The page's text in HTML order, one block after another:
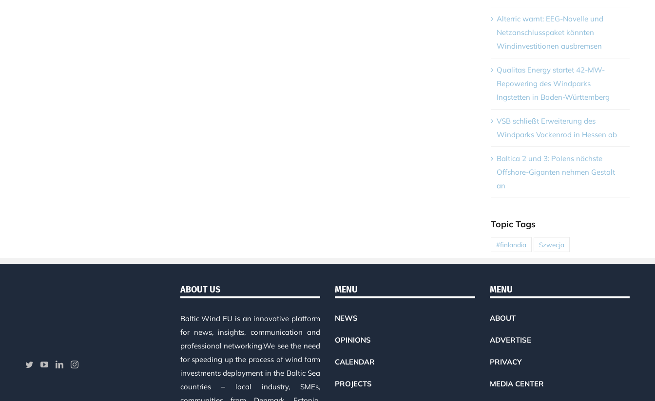
Alterric warnt: EEG-Novelle und
Netzanschlusspaket könnten
Windinvestitionen ausbremsen
Qualitas Energy startet 42-MW-
Repowering des Windparks
Ingstetten in Baden-Württemberg
VSB schließt Erweiterung des
Windparks Vockenrod in Hessen ab
Baltica 2 und 3: Polens nächste
Offshore-Giganten nehmen Gestalt
an
Topic Tags
#finlandia Szwecja
ABOUT US
Baltic Wind EU is an innovative platform
for news, insights, communication and
professional networking.We see the need
for speeding up the process of wind farm
investments deployment in the Baltic Sea
countries – local industry, SMEs,
MENU
NEWS
OPINIONS
CALENDAR
PROJECTS
MENU
ABOUT
ADVERTISE
PRIVACY
MEDIA CENTER